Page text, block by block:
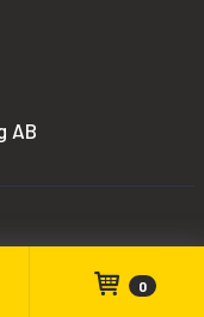
0
AB